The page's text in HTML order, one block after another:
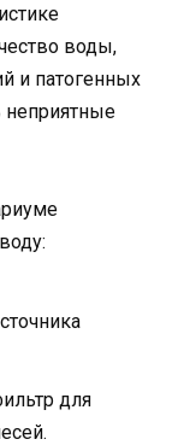
воды,
и патогенных
неприятные
для